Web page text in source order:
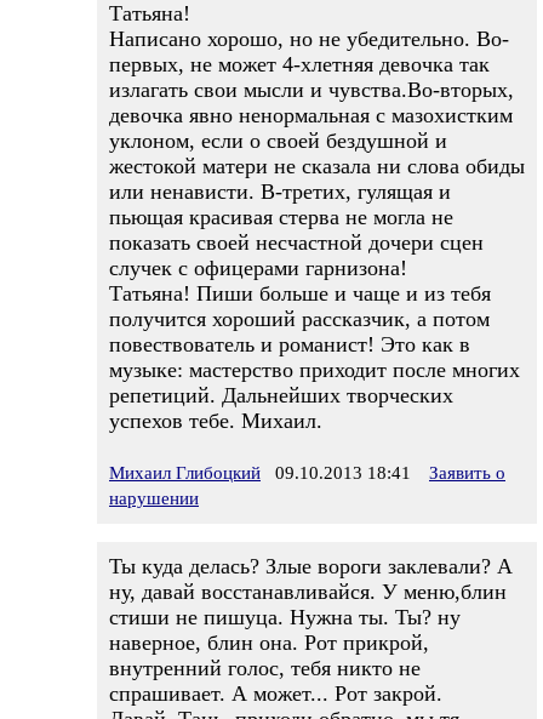
Татьяна!
Написано хорошо, но не убедительно. Во-
первых, не может 4-хлетняя девочка так
излагать свои мысли и чувства.Во-вторых,
девочка явно ненормальная с мазохистким
уклоном, если о своей бездушной и
жестокой матери не сказала ни слова обиды
или ненависти. В-третих, гулящая и
пьющая красивая стерва не могла не
показать своей несчастной дочери сцен
случек с офицерами гарнизона!
Татьяна! Пиши больше и чаще и из тебя
получится хороший рассказчик, а потом
повествователь и романист! Это как в
музыке: мастерство приходит после многих
репетиций. Дальнейших творческих
успехов тебе. Михаил.
Михаил Глибоцкий 09.10.2013 18:41
Заявить о
нарушении
Ты куда делась? Злые вороги заклевали? А
ну, давай восстанавливайся. У меню,блин
стиши не пишуца. Нужна ты. Ты? ну
наверное, блин она. Рот прикрой,
внутренний голос, тебя никто не
спрашивает. А может... Рот закрой.